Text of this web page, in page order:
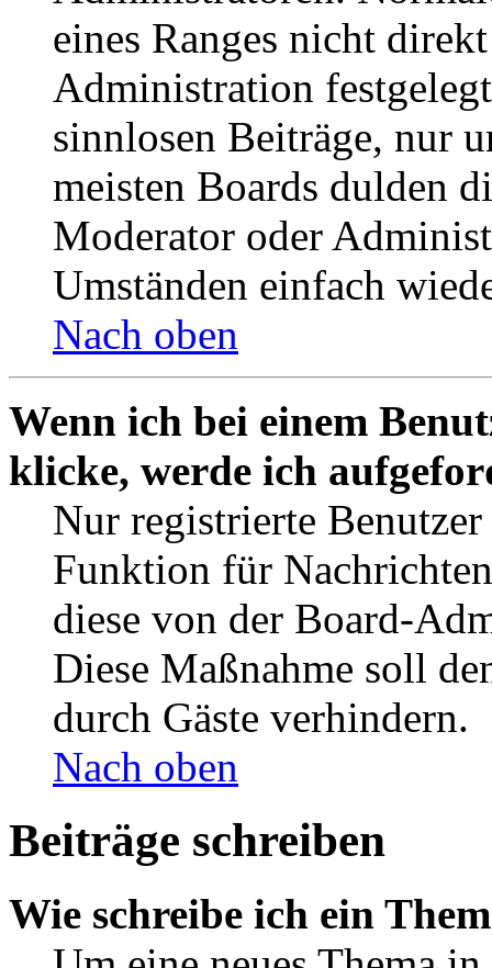
eines Ranges nicht
Administration
sinnlosen Beiträge, nur
meisten Boards dulden
Moderator oder
Umständen einfach
Nach oben
Wenn ich bei einem
klicke, werde ich
Nur registrierte
Funktion für
diese von der Board-
Diese Maßnahme soll
durch Gäste verhindern.
Nach oben
Beiträge schreiben
Wie schreibe ich ein